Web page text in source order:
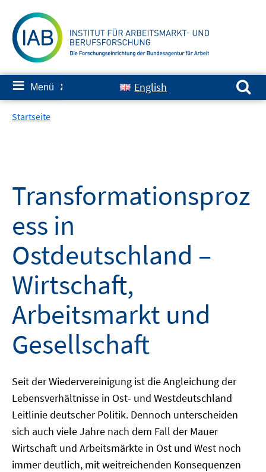
zum
Inhalt
≡ Menü ✘ English
Suchen nach:
Startseite
Transformationsproz
ess in
Ostdeutschland –
Wirtschaft,
Arbeitsmarkt und
Gesellschaft
Seit der Wiedervereinigung ist die Angleichung der
Lebensverhältnisse in Ost- und Westdeutschland
Leitlinie deutscher Politik. Dennoch unterscheiden
sich auch viele Jahre nach dem Fall der Mauer
Wirtschaft und Arbeitsmärkte in Ost und West noch
immer deutlich, mit weitreichenden Konsequenzen